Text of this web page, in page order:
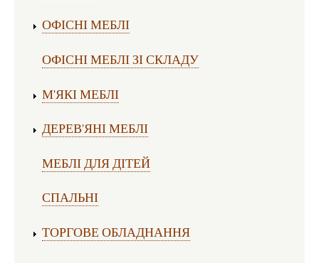
ОФІСНІ МЕБЛІ
ОФІСНІ МЕБЛІ ЗІ СКЛАДУ
М'ЯКІ МЕБЛІ
ДЕРЕВ'ЯНІ МЕБЛІ
МЕБЛІ ДЛЯ ДІТЕЙ
СПАЛЬНІ
ТОРГОВЕ ОБЛАДНАННЯ